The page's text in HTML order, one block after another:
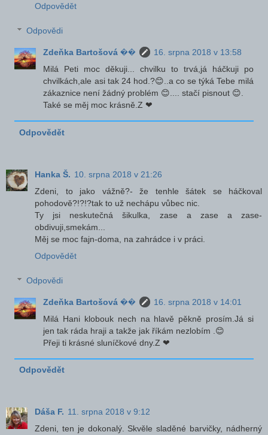
Odpovědět
Odpovědi
Zdeňka Bartošová ��
16. srpna 2018 v 13:58
Milá Peti moc děkuji... chvilku to trvá,já háčkuji po
chvilkách,ale asi tak 24 hod.?😊..a co se týká Tebe milá
zákaznice není žádný problém 😊.... stačí pisnout 😊.
Také se měj moc krásně.Z ❤
Odpovědět
Hanka Š. 10. srpna 2018 v 21:26
Zdeni, to jako vážně?- že tenhle šátek se háčkoval
pohodově?!?!?tak to už nechápu vůbec nic.
Ty jsi neskutečná šikulka, zase a zase a zase-
obdivuji,smekám...
Měj se moc fajn-doma, na zahrádce i v práci.
Odpovědět
Odpovědi
Zdeňka Bartošová ��
16. srpna 2018 v 14:01
Milá Hani klobouk nech na hlavě pěkně prosím.Já si
jen tak ráda hraji a takže jak říkám nezlobím .😊
Přeji ti krásné sluníčkové dny.Z ❤
Odpovědět
Dáša F. 11. srpna 2018 v 9:12
Zdeni, ten je dokonalý. Skvěle sladěné barvičky, nádherný